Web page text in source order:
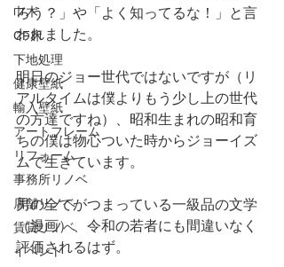
巾木
CF床
下地処理
健康壁紙
輸入壁紙
アートフレーム
リフォーム
事務所リノベ
店舗リノベ
賃貸リノベ
イベント
ろう？」や「よく知ってるな！」と言
われました。
明日のジョー世代ではないですが（リ
アルタイムは僕よりもう少し上の世代
の方達ですね）、昭和生まれの昭和育
ちの僕は物心ついた時からジョーイズ
ムで生きています。
男の全てがつまっている一級品の文学
（漫画）、令和の若者にも間違いなく
評価されるはず。